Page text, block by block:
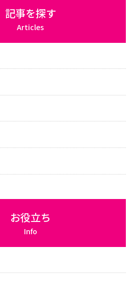
記事を探す
Articles
お役立ち
Info